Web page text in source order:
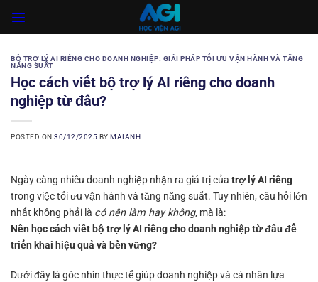
BỘ TRỢ LÝ AI RIÊNG CHO DOANH NGHIỆP: GIẢI PHÁP TỐI ƯU VẬN HÀNH VÀ TĂNG
NĂNG SUẤT
Học cách viết bộ trợ lý AI riêng cho doanh
nghiệp từ đâu?
POSTED ON30/12/2025 BYMAIANH
Ngày càng nhiều doanh nghiệp nhận ra giá trị của trợ lý AI riêng
trong việc tối ưu vận hành và tăng năng suất. Tuy nhiên, câu hỏi lớn
nhất không phải là có nên làm hay không, mà là:
Nên học cách viết bộ trợ lý AI riêng cho doanh nghiệp từ đâu để
triển khai hiệu quả và bền vững?
Dưới đây là góc nhìn thực tế giúp doanh nghiệp và cá nhân lựa